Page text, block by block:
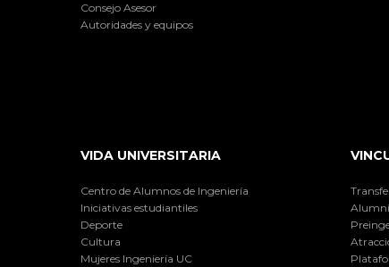
Consejo Asesor
Autoridades y equipos
VIDA UNIVERSITARIA
Centro de Alumnos de Ingeniería
Iniciativas estudiantiles
Deporte
Cultura
Mujeres Ingeniería UC